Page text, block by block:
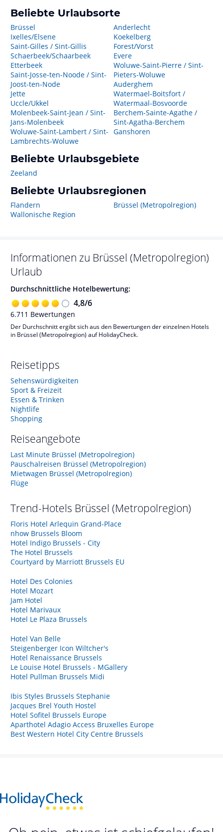
Beliebte Urlaubsorte
Brüssel
Ixelles/Elsene
Saint-Gilles / Sint-Gillis
Schaerbeek/Schaarbeek
Etterbeek
Saint-Josse-ten-Noode / Sint-
Joost-ten-Node
Jette
Uccle/Ukkel
Molenbeek-Saint-Jean / Sint-
Jans-Molenbeek
Woluwe-Saint-Lambert / Sint-
Lambrechts-Woluwe
Anderlecht
Koekelberg
Forest/Vorst
Evere
Woluwe-Saint-Pierre / Sint-
Pieters-Woluwe
Auderghem
Watermael-Boitsfort /
Watermaal-Bosvoorde
Berchem-Sainte-Agathe /
Sint-Agatha-Berchem
Ganshoren
Beliebte Urlaubsgebiete
Zeeland
Beliebte Urlaubsregionen
Flandern
Wallonische Region
Brüssel (Metropolregion)
Informationen zu Brüssel (Metropolregion)
Urlaub
Durchschnittliche Hotelbewertung:
4,8/6
6.711 Bewertungen
Der Durchschnitt ergibt sich aus den Bewertungen der einzelnen Hotels
in Brüssel (Metropolregion) auf HolidayCheck.
Reisetipps
Sehenswürdigkeiten
Sport & Freizeit
Essen & Trinken
Nightlife
Shopping
Reiseangebote
Last Minute Brüssel (Metropolregion)
Pauschalreisen Brüssel (Metropolregion)
Mietwagen Brüssel (Metropolregion)
Flüge
Trend-Hotels Brüssel (Metropolregion)
Floris Hotel Arlequin Grand-Place
nhow Brussels Bloom
Hotel Indigo Brussels - City
The Hotel Brussels
Courtyard by Marriott Brussels EU
Hotel Des Colonies
Hotel Mozart
Jam Hotel
Hotel Marivaux
Hotel Le Plaza Brussels
Hotel Van Belle
Steigenberger Icon Wiltcher's
Hotel Renaissance Brussels
Le Louise Hotel Brussels - MGallery
Hotel Pullman Brussels Midi
Ibis Styles Brussels Stephanie
Jacques Brel Youth Hostel
Hotel Sofitel Brussels Europe
Aparthotel Adagio Access Bruxelles Europe
Best Western Hotel City Centre Brussels